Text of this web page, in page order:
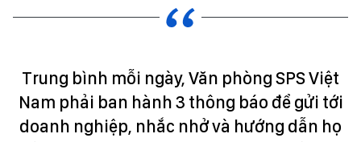
Trung bình mỗi ngày, Văn phòng SPS Việt
Nam phải ban hành 3 thông báo để gửi tới
doanh nghiệp, nhắc nhở và hướng dẫn họ